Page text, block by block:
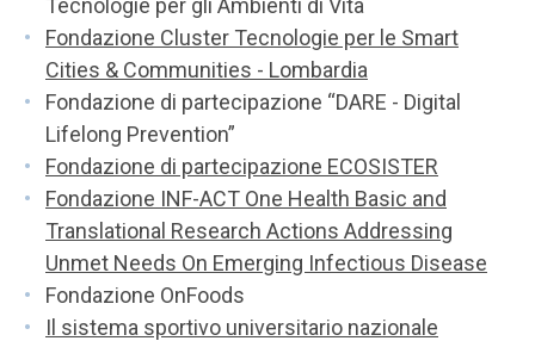
Tecnologie per gli Ambienti di Vita
Fondazione Cluster Tecnologie per le Smart
Cities & Communities - Lombardia
Fondazione di partecipazione “DARE - Digital
Lifelong Prevention”
Fondazione di partecipazione ECOSISTER
Fondazione INF-ACT One Health Basic and
Translational Research Actions Addressing
Unmet Needs On Emerging Infectious Disease
Fondazione OnFoods
Il sistema sportivo universitario nazionale